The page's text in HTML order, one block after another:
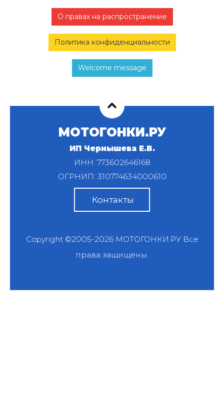
О правах на распространение
Политика конфиденциальности
Welcome message
МОТОГОНКИ.РУ
ИП Чернышева Е.В.
ИНН: 773602646168
ОГРНИП: 310774634000610
Контакты
Copyright ©2005-2026 МОТОГОНКИ.РУВсе
права защищены.